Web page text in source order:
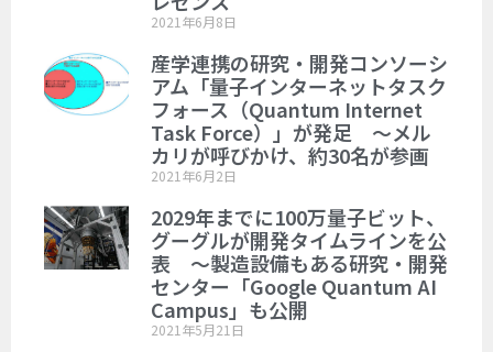
2021年6月8日
産学連携の研究・開発コンソーシ
アム「量子インターネットタスク
フォース（Quantum Internet
Task Force）」が発足 ～メル
カリが呼びかけ、約30名が参画
2021年6月2日
2029年までに100万量子ビット、
グーグルが開発タイムラインを公
表 ～製造設備もある研究・開発
センター「Google Quantum AI
Campus」も公開
2021年5月21日